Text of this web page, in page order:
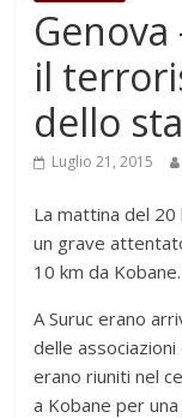
il
dello
Luglio 21, 2015
La mattina del
un grave
10 km da Kobane.
A Suruc erano
delle
erano riuniti nel
a Kobane per